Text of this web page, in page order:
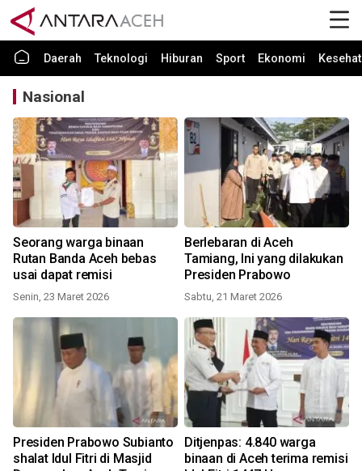
Daerah Teknologi Hiburan Sport Ekonomi
Nasional
Seorang warga binaan
Rutan Banda Aceh bebas
usai dapat remisi
Senin, 23 Maret 2026
Berlebaran di Aceh
Tamiang, Ini yang dilakukan
Presiden Prabowo
Sabtu, 21 Maret 2026
Presiden Prabowo Subianto
shalat Idul Fitri di Masjid
Ditjenpas: 4.840 warga
binaan di Aceh terima remisi